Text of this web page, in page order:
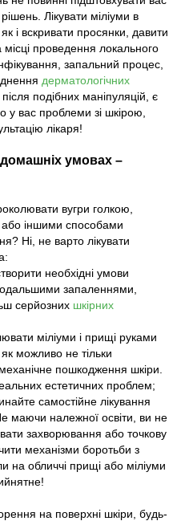
Лікувати міліуми в
і вскривати просянки, давити
місці проведення локального
запальний процес,
дерматологічних
подібних маніпуляцій, є
вас проблеми зі шкірою,
лікаря!
умовах –
вугри голкою,
або іншими способами
Ні, не варто лікувати
необхідні умови
запаленнями,
серйозних шкірних
міліуми і прищі руками
можливо не тільки
пошкодження шкіри.
естетичних проблем;
самостійне лікування
маючи належної освіти, ви не
захворювання або точкову
механізми боротьби з
на обличчі прищі або міліуми
на поверхні шкіри, будь-